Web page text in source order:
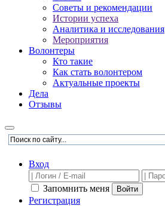
Советы и рекомендации
Истории успеха
Аналитика и исследования
Мероприятия
Волонтеры
Кто такие
Как стать волонтером
Актуальные проекты
Дела
Отзывы
Вход
Запомнить меня Войти
Регистрация